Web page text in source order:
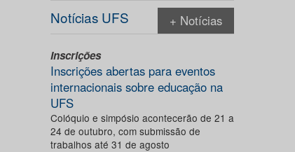
Notícias UFS + Notícias
Inscrições
Inscrições abertas para eventos
internacionais sobre educação na
UFS
Colóquio e simpósio acontecerão de 21 a
24 de outubro, com submissão de
trabalhos até 31 de agosto